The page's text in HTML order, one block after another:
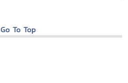
Go To Top